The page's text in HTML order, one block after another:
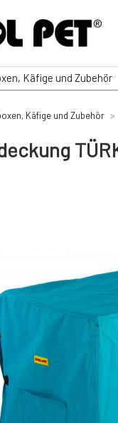
Käfige und Zubehör
Käfige und Zubehör